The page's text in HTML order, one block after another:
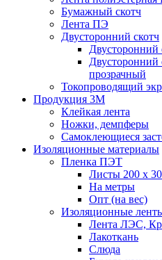
Бумажный скотч
Лента ПЭ
Двусторонний скотч
Двусторонний
Двусторонний
прозрачный
Токопроводящий
Продукция 3M
Клейкая лента
Ножки, демпферы
Самоклеющиеся
Изоляционные материалы
Пленка ПЭТ
Листы 200 х
На метры
Опт (на вес)
Изоляционные
Лента ЛЭС,
Лакоткань
Слюда